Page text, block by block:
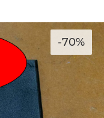
-70%